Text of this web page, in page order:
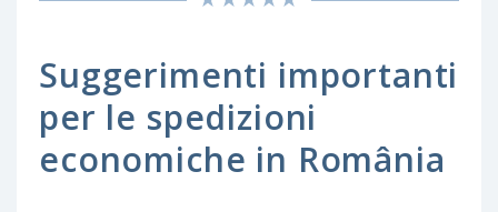
Suggerimenti importanti
per le spedizioni
economiche in România